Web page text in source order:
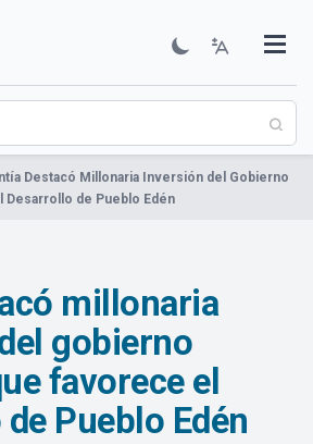
Destacó Millonaria Inversión del Gobierno
Desarrollo de Pueblo Edén
millonaria
gobierno
favorece el
Pueblo Edén